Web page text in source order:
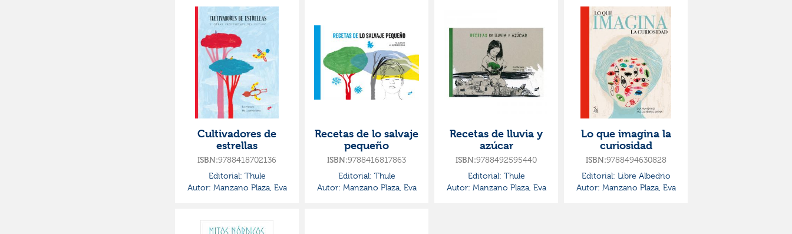
Cultivadores de
estrellas
ISBN:9788418702136
Editorial: Thule
Autor: Manzano Plaza, Eva
Recetas de lo salvaje
pequeño
ISBN:9788416817863
Editorial: Thule
Autor: Manzano Plaza, Eva
Recetas de lluvia y
azúcar
ISBN:9788492595440
Editorial: Thule
Autor: Manzano Plaza, Eva
Lo que imagina la
curiosidad
ISBN:9788494630828
Editorial: Libre Albedrio
Autor: Manzano Plaza, Eva